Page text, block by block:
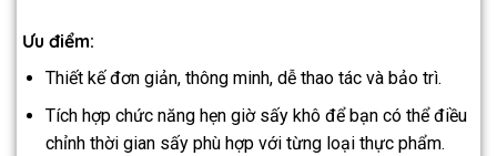
Ưu điểm:
Thiết kế đơn giản, thông minh, dễ thao tác và bảo trì.
Tích hợp chức năng hẹn giờ sấy khô để bạn có thể điều
chỉnh thời gian sấy phù hợp với từng loại thực phẩm.